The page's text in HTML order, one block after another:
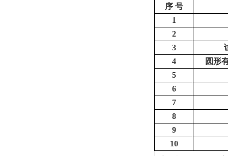
序 号
1
2
3
4
圆形
5
6
7
8
9
10